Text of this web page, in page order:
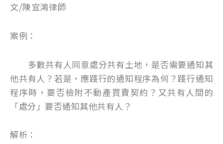
文/陳宜鴻律師
案例：
多數共有人同意處分共有土地，是否需要通知其
他共有人？若是，應踐行的通知程序為何？踐行通知
程序時，要否檢附不動產買賣契約？又共有人間的
「處分」要否通知其他共有人？
解析：